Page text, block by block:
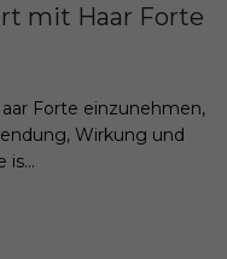
mit Haar Forte
Forte einzunehmen,
Wirkung und
is...